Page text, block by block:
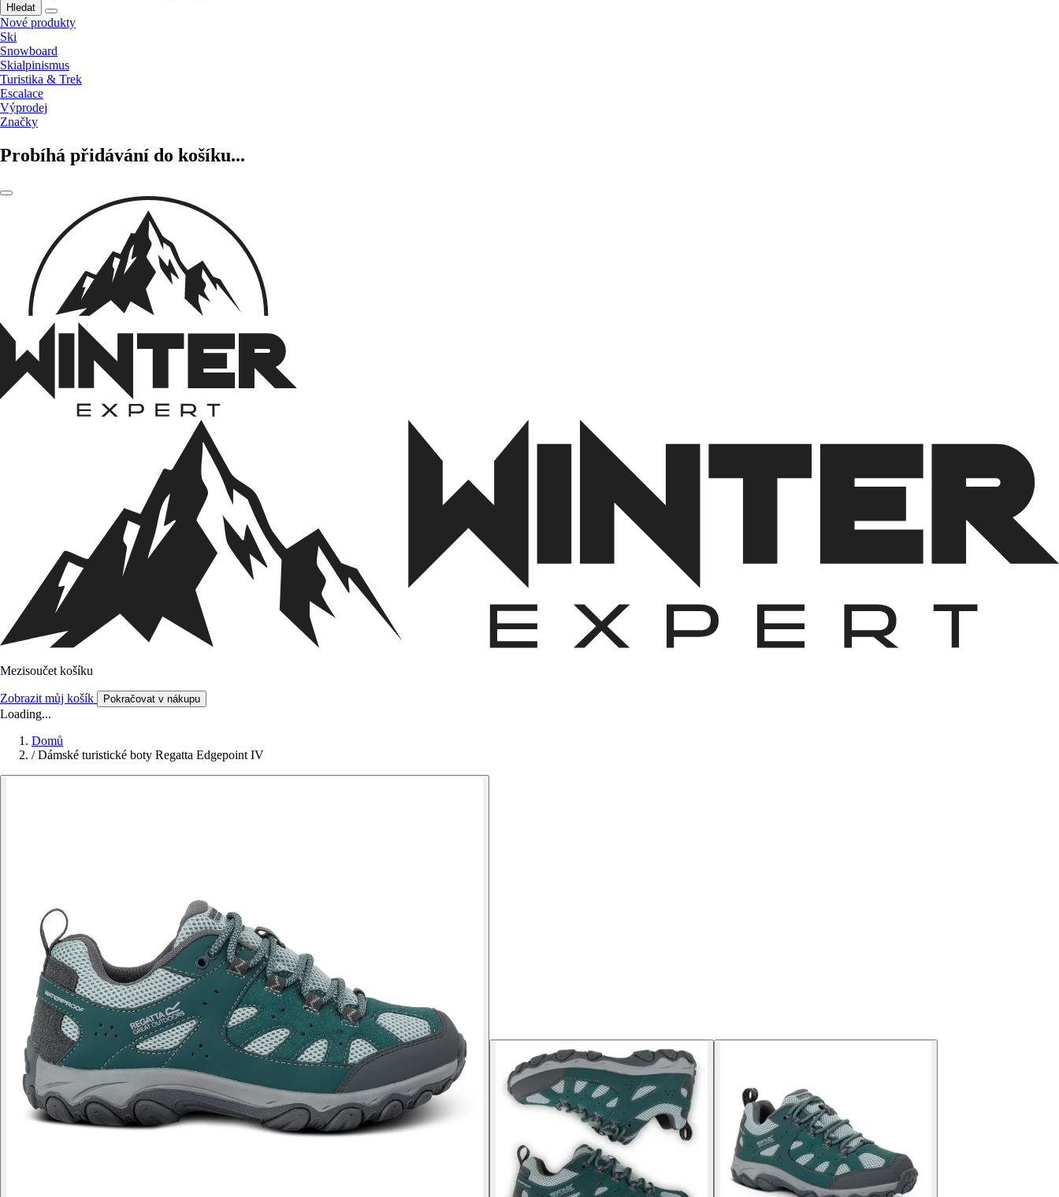
Hledat
Nové produkty
Ski
Snowboard
Skialpinismus
Turistika & Trek
Escalace
Výprodej
Značky
Probíhá přidávání do košíku...
Mezisoučet košíku
Zobrazit můj košík Pokračovat v nákupu
Loading...
Domů
/ Dámské turistické boty Regatta Edgepoint IV